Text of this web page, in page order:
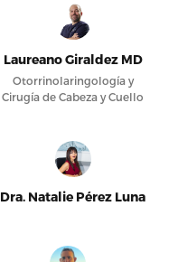
Laureano Giraldez MD
Otorrinolaringología y
Cirugía de Cabeza y Cuello
Dra. Natalie Pérez Luna